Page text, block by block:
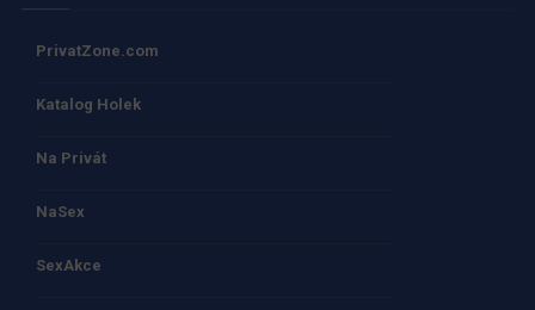
PrivatZone.com
Katalog Holek
Na Privát
NaSex
SexAkce